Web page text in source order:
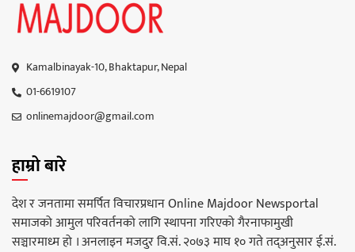
Kamalbinayak-10, Bhaktapur, Nepal
01-6619107
onlinemajdoor@gmail.com
हाम्रो बारे
देश र जनतामा समर्पित विचारप्रधान Online Majdoor Newsportal
समाजको आमुल परिवर्तनको लागि स्थापना गरिएको गैरनाफामुखी
सञ्चारमाध्म हो । अनलाइन मजदुर वि.सं. २०७३ माघ १० गते तद्अनुसार ई.सं.